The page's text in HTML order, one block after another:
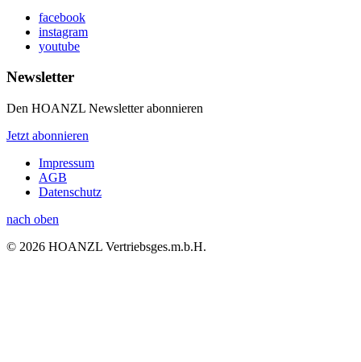
facebook
instagram
youtube
Newsletter
Den HOANZL Newsletter abonnieren
Jetzt abonnieren
Impressum
AGB
Datenschutz
nach oben
© 2026 HOANZL Vertriebsges.m.b.H.